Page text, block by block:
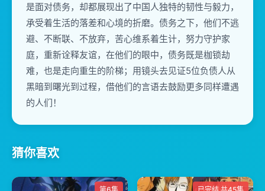
是面对债务，却都展现出了中国人独特的韧性与毅力，
承受着生活的落差和心境的折磨。债务之下，他们不逃
避、不断联、不放弃，苦心维系着生计，努力守护家
庭，重新诠释友谊，在他们的眼中，债务既是枷锁劫
难，也是走向重生的阶梯；用镜头去见证5位负债人从
黑暗到曙光到过程，借他们的言语去鼓励更多同样遭遇
的人们！
猜你喜欢